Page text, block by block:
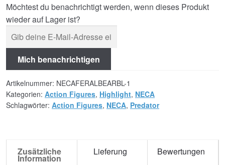
Möchtest du benachrichtigt werden, wenn dieses Produkt
wieder auf Lager ist?
Mich benachrichtigen
Artikelnummer: NECAFERALBEARBL-1
Kategorien: Action Figures, Highlight, NECA
Schlagwörter: Action Figures, NECA, Predator
Zusätzliche
Information
Lieferung Bewertungen